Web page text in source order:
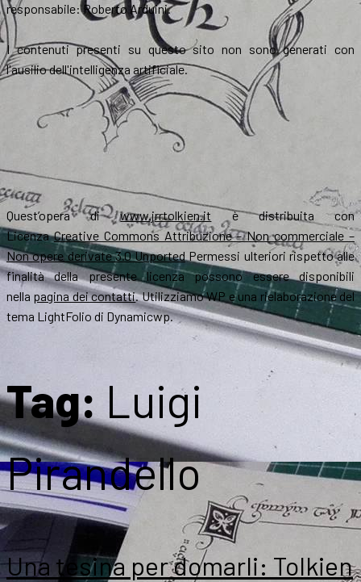
responsabile: Roberto Arduini.
I contenuti presenti su questo sito non sono generati con
l'ausilio dell'intelligenza artificiale.
Quest’opera diwww.jrrtolkien.it è distribuita con
LicenzaCreative Commons Attribuzione – Non commerciale –
Non opere derivate 3.0 UnportedPermessi ulteriori rispetto alle
finalità della presente licenza possono essere disponibili
nella pagina dei contatti. Utilizziamo WP e una rielaborazione del
tema LightFolio di Dynamicwp.
Tag: Luigi
Pirandello
Una tesina per domarli: Tolkien